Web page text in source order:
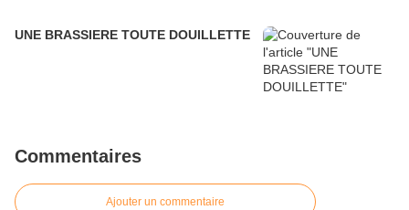
UNE BRASSIERE TOUTE DOUILLETTE
Commentaires
Ajouter un commentaire